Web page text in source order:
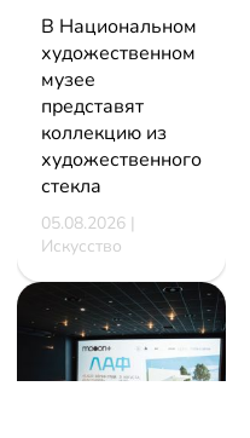
В Национальном
художественном
музее
представят
коллекцию из
художественного
стекла
05.08.2026 |
Искусство